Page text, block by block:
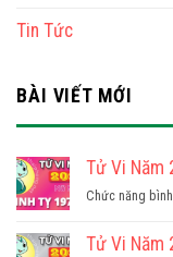
Tin Tức
BÀI VIẾT MỚI
Tử Vi Năm
Chức năng
Tử Vi Năm